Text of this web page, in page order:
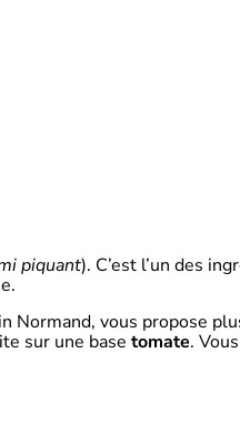
piquant). C’est l’un des
vous propose
sur une base tomate.